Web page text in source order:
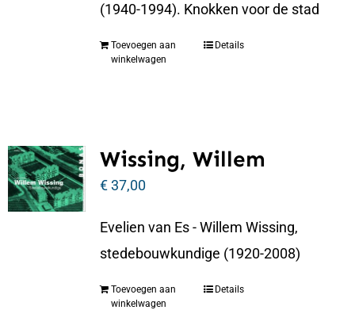
(1940-1994). Knokken voor de stad
Toevoegen aan
winkelwagen
Details
Wissing, Willem
€37,00
Evelien van Es - Willem Wissing,
stedebouwkundige (1920-2008)
Toevoegen aan
winkelwagen
Details